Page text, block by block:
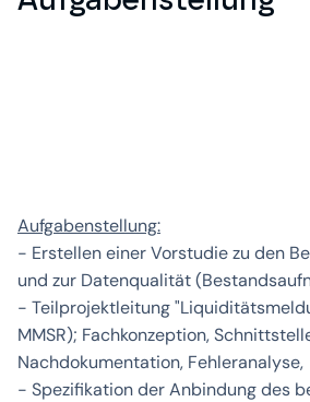
Aufgabenstellung:
- Erstellen einer Vorstudie zu den
und zur Datenqualität
- Teilprojektleitung
MMSR); Fachkonzeption,
Nachdokumentation, Fehleranalyse,
- Spezifikation der Anbindung des